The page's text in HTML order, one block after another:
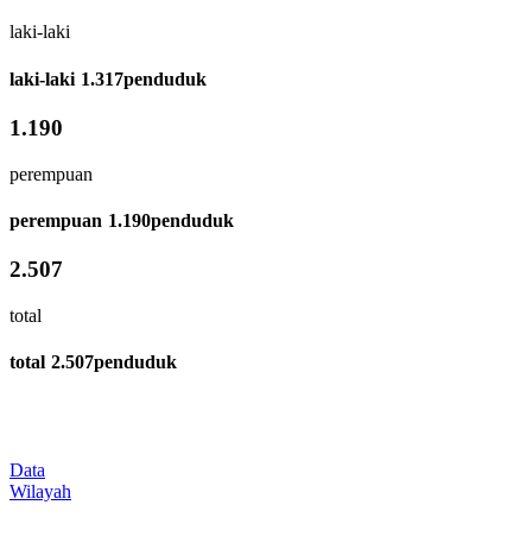
laki-laki
laki-laki 1.317penduduk
1.190
perempuan
perempuan 1.190penduduk
2.507
total
total 2.507penduduk
Data
Wilayah